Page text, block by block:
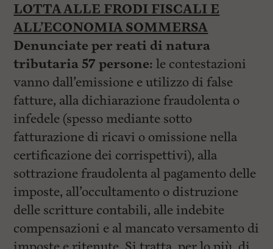
LOTTA ALLE FRODI FISCALI E
ALL’ECONOMIA SOMMERSA
Denunciate per reati di natura
tributaria 57 persone: le contestazioni
vanno dall’emissione e utilizzo di false
fatture, alla dichiarazione fraudolenta o
infedele (spesso mediante sotto
fatturazione di ricavi o omissione nella
certificazione dei corrispettivi), alla
sottrazione fraudolenta al pagamento delle
imposte, all’occultamento o distruzione
delle scritture contabili, alle indebite
compensazioni e al mancato versamento di